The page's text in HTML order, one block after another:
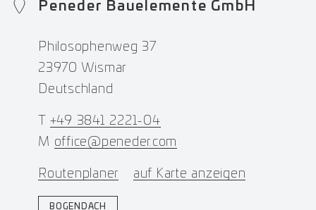
Peneder Bauelemente GmbH
Philosophenweg 37
23970 Wismar
Deutschland
+49 3841 2221-04
M office@peneder.com
Routenplaner auf Karte anzeigen
BOGENDACH